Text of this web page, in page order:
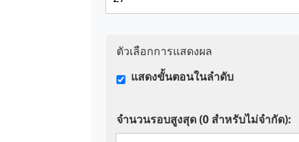
ตัวเลือกการแสดงผล
แสดงขั้นตอนในลำดับ
จำนวนรอบสูงสุด (0 สำหรับไม่จำกัด):